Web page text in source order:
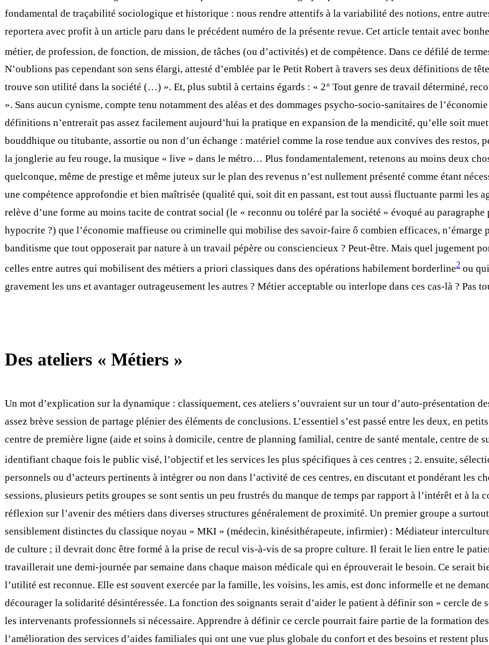
fondamental de traçabilité sociologique et historique : nous rendre attentifs à la variabilité des notions, entre
reportera avec profit à un article paru dans le précédent numéro de la présente revue. Cet article tentait avec
métier, de profession, de fonction, de mission, de tâches (ou d’activités) et de compétence. Dans ce défilé de
N’oublions pas cependant son sens élargi, attesté d’emblée par le Petit Robert à travers ses deux définitions de
trouve son utilité dans la société (…) ». Et, plus subtil à certains égards : « 2° Tout genre de travail déterminé,
». Sans aucun cynisme, compte tenu notamment des aléas et des dommages psycho-socio-sanitaires de
définitions n’entrerait pas assez facilement aujourd’hui la pratique en expansion de la mendicité, qu’elle soit
bouddhique ou titubante, assortie ou non d’un échange : matériel comme la rose tendue aux convives des
la jonglerie au feu rouge, la musique « live » dans le métro… Plus fondamentalement, retenons au moins deux
quelconque, même de prestige et même juteux sur le plan des revenus n’est nullement présenté comme étant
une compétence approfondie et bien maîtrisée (qualité qui, soit dit en passant, est tout aussi fluctuante parmi les
relève d’une forme au moins tacite de contrat social (le « reconnu ou toléré par la société » évoqué au
hypocrite ?) que l’économie maffieuse ou criminelle qui mobilise des savoir-faire ô combien efficaces,
banditisme que tout opposerait par nature à un travail pépère ou consciencieux ? Peut-être. Mais quel jugement
celles entre autres qui mobilisent des métiers a priori classiques dans des opérations habilement borderline2 ou
gravement les uns et avantager outrageusement les autres ? Métier acceptable ou interlope dans ces cas-là ? Pas
Des ateliers « Métiers »
Un mot d’explication sur la dynamique : classiquement, ces ateliers s’ouvraient sur un tour d’auto-présentation
assez brève session de partage plénier des éléments de conclusions. L’essentiel s’est passé entre les deux, en
centre de première ligne (aide et soins à domicile, centre de planning familial, centre de santé mentale, centre de
identifiant chaque fois le public visé, l’objectif et les services les plus spécifiques à ces centres ; 2. ensuite,
personnels ou d’acteurs pertinents à intégrer ou non dans l’activité de ces centres, en discutant et pondérant les
sessions, plusieurs petits groupes se sont sentis un peu frustrés du manque de temps par rapport à l’intérêt et à la
réflexion sur l’avenir des métiers dans diverses structures généralement de proximité. Un premier groupe a
sensiblement distinctes du classique noyau « MKI » (médecin, kinésithérapeute, infirmier) : Médiateur
de culture ; il devrait donc être formé à la prise de recul vis-à-vis de sa propre culture. Il ferait le lien entre le
travaillerait une demi-journée par semaine dans chaque maison médicale qui en éprouverait le besoin. Ce serait
l’utilité est reconnue. Elle est souvent exercée par la famille, les voisins, les amis, est donc informelle et ne
décourager la solidarité désintéressée. La fonction des soignants serait d’aider le patient à définir son « cercle de
les intervenants professionnels si nécessaire. Apprendre à définir ce cercle pourrait faire partie de la formation
l’amélioration des services d’aides familiales qui ont une vue plus globale du confort et des besoins et restent